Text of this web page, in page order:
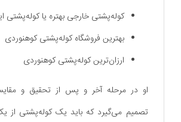
کوله‌پشتی خارجی بهتره یا کوله‌پشتی
بهترین فروشگاه کوله‌پشتی کوهنوردی
ارزان‌ترین کوله‌پشتی کوهنوردی
او در مرحله آخر و پس از تحقیق و
تصمیم می‌گیرد که باید یک کوله‌پشتی از